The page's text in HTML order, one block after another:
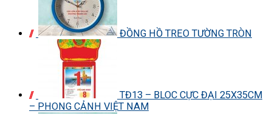
ĐỒNG HỒ TREO TƯỜNG TRÒN
TĐ13 – BLOC CỰC ĐẠI 25X35CM
– PHONG CẢNH VIỆT NAM